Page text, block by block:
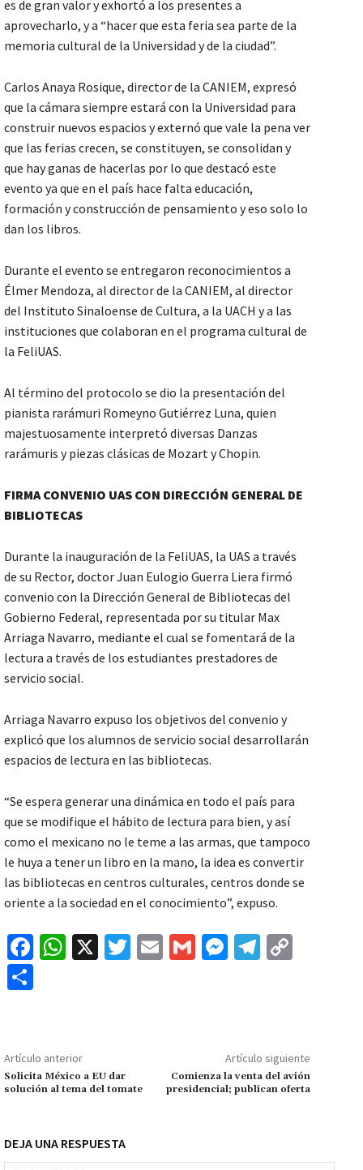
es de gran valor y exhortó a los presentes a
aprovecharlo, y a “hacer que esta feria sea parte de la
memoria cultural de la Universidad y de la ciudad”.
Carlos Anaya Rosique, director de la CANIEM, expresó
que la cámara siempre estará con la Universidad para
construir nuevos espacios y externó que vale la pena ver
que las ferias crecen, se constituyen, se consolidan y
que hay ganas de hacerlas por lo que destacó este
evento ya que en el país hace falta educación,
formación y construcción de pensamiento y eso solo lo
dan los libros.
Durante el evento se entregaron reconocimientos a
Élmer Mendoza, al director de la CANIEM, al director
del Instituto Sinaloense de Cultura, a la UACH y a las
instituciones que colaboran en el programa cultural de
la FeliUAS.
Al término del protocolo se dio la presentación del
pianista rarámuri Romeyno Gutiérrez Luna, quien
majestuosamente interpretó diversas Danzas
rarámuris y piezas clásicas de Mozart y Chopin.
FIRMA CONVENIO UAS CON DIRECCIÓN GENERAL DE
BIBLIOTECAS
Durante la inauguración de la FeliUAS, la UAS a través
de su Rector, doctor Juan Eulogio Guerra Liera firmó
convenio con la Dirección General de Bibliotecas del
Gobierno Federal, representada por su titular Max
Arriaga Navarro, mediante el cual se fomentará de la
lectura a través de los estudiantes prestadores de
servicio social.
Arriaga Navarro expuso los objetivos del convenio y
explicó que los alumnos de servicio social desarrollarán
espacios de lectura en las bibliotecas.
“Se espera generar una dinámica en todo el país para
que se modifique el hábito de lectura para bien, y así
como el mexicano no le teme a las armas, que tampoco
le huya a tener un libro en la mano, la idea es convertir
las bibliotecas en centros culturales, centros donde se
oriente a la sociedad en el conocimiento”, expuso.
Fa
o
k
W
p
p
X
T
E
G
M
ge
r
Te
m Li
n
k
p
ar
Artículo anterior
Solicita México a EU dar
solución al tema del tomate
Artículo siguiente
Comienza la venta del avión
presidencial; publican oferta
DEJA UNA RESPUESTA